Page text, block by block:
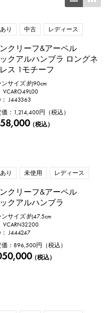
ールド
イトゴールド
ェル
パイソン
レザー
り 中古 レディース
クリーフ&アーペル
クアルハンブラ ロングネ
ス 1モチーフ
サイズ:約90cm
VCARO49L00
J443363
： 1,214,400円（税込）
（税込）
り 未使用 レディース
クリーフ&アーペル
クアルハンブラ
サイズ:約47.5cm
VCARN32200
J444247
： 896,500円（税込）
（税込）